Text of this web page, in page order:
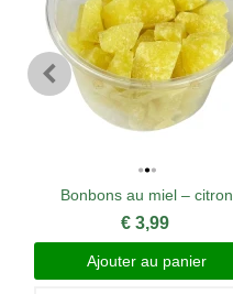
Bonbons au miel – citron
€ 3,99
Ajouter au panier